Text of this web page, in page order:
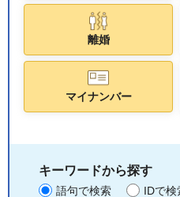
離婚
マイナンバー
キーワードから探す
語句で検索 IDで検